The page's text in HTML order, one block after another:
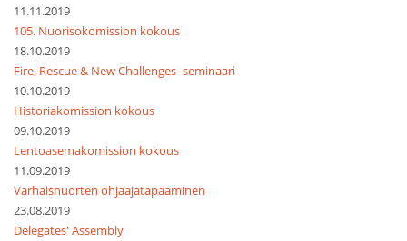
11.11.2019
105. Nuorisokomission kokous
18.10.2019
Fire, Rescue & New Challenges -seminaari
10.10.2019
Historiakomission kokous
09.10.2019
Lentoasemakomission kokous
11.09.2019
Varhaisnuorten ohjaajatapaaminen
23.08.2019
Delegates' Assembly